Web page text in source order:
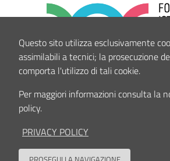
Questo sito utilizza esclusivamente
assimilabili a tecnici; la prosecuzione
comporta l'utilizzo di tali cookie.
Per maggiori informazioni consulta la
policy.
PRIVACY POLICY